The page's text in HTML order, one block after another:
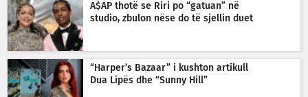
A$AP thotë se Riri po “gatuan” në
studio, zbulon nëse do të sjellin duet
“Harper’s Bazaar” i kushton artikull
Dua Lipës dhe “Sunny Hill”